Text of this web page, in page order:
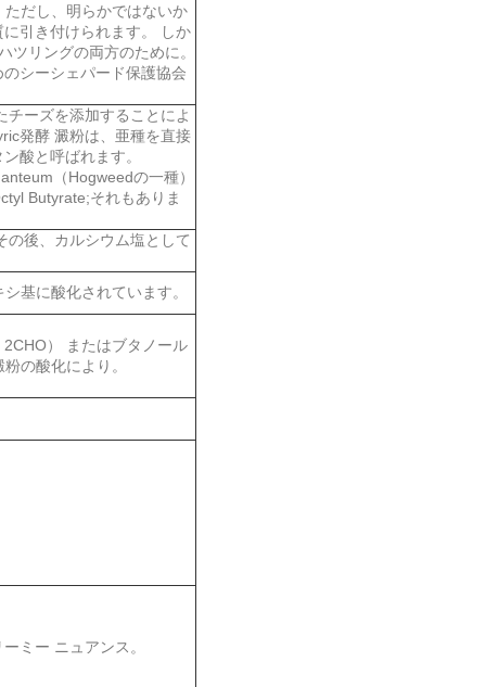
だし、明らかではないか
引き付けられます。 しか
リングの両方のために。
シーシェパード保護協会
ーズを添加することによ
発酵 澱粉は、亜種を直接
酸と呼ばれます。
（Hogweedの一種）
Butyrate;それもありま
後、カルシウム塩として
基に酸化されています。
） またはブタノール
の酸化により。
ミー ニュアンス。